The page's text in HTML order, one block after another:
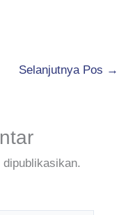
Selanjutnya Pos →